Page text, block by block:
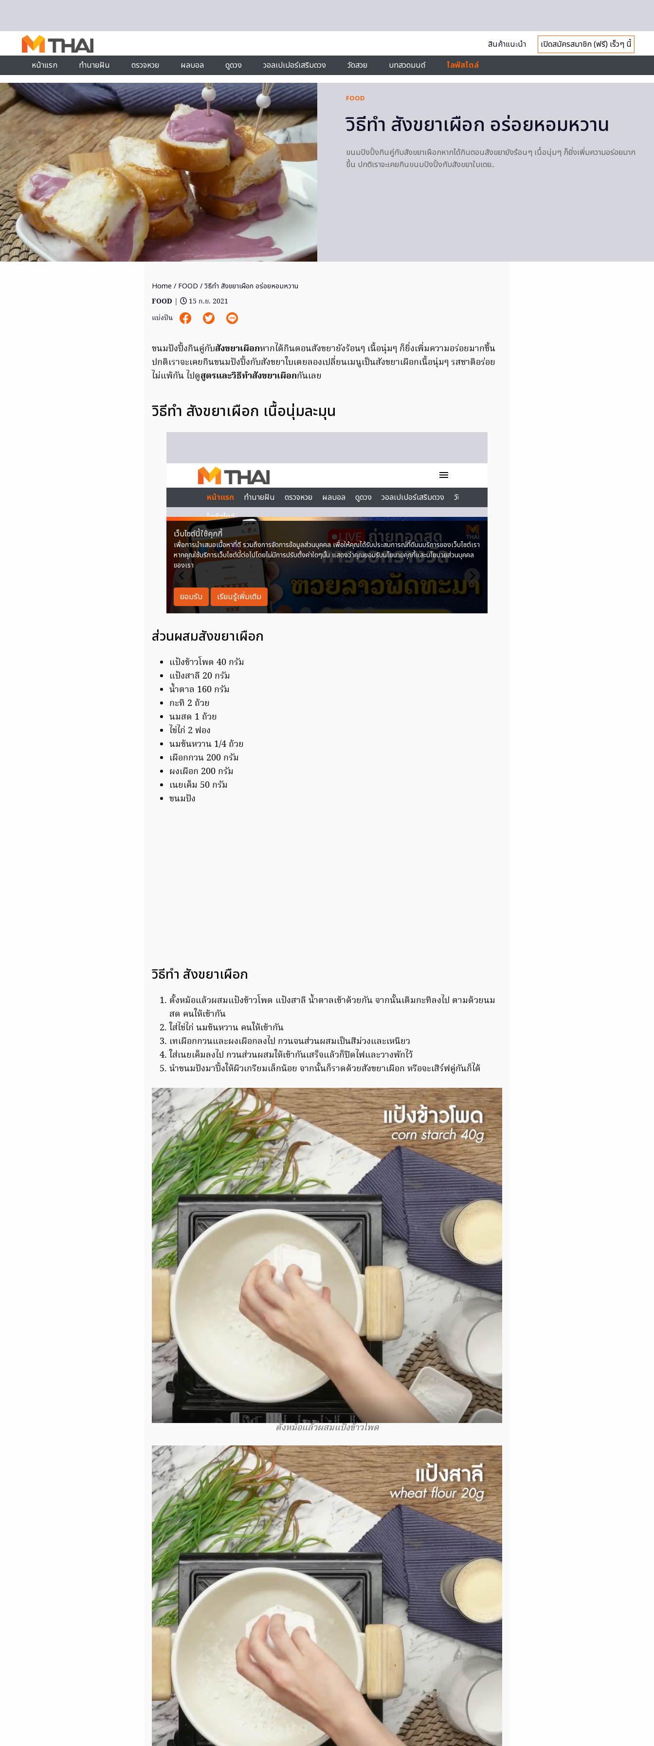
สินค้าแนะนำ
เปิดสมัครสมาชิก (ฟรี) เร็วๆ นี้
หน้าแรก
ทำนายฝัน ตรวจหวย ผลบอล ดูดวง วอลเปเปอร์เสริมดวง วัดสวย บทสวดมนต์ ไลฟ์สไตล์
FOOD
วิธีทำ สังขยาเผือก อร่อยหอมหวาน
ขนมปังปิ้งกินคู่กับสังขยาเผือกหากได้กินตอนสังขยายังร้อนๆ เนื้อนุ่มๆ ก็ยิ่งเพิ่มความอร่อยมาก
ขึ้น ปกติเราจะเคยกินขนมปังปิ้งกับสังขยาใบเตย..
Home / FOOD / วิธีทำ สังขยาเผือก อร่อยหอมหวาน
FOOD |
15 ก.ย. 2021
แบ่งปัน
ขนมปังปิ้งกินคู่กับสังขยาเผือกหากได้กินตอนสังขยายังร้อนๆ เนื้อนุ่มๆ ก็ยิ่งเพิ่มความอร่อยมากขึ้น
ปกติเราจะเคยกินขนมปังปิ้งกับสังขยาใบเตยลองเปลี่ยนเมนูเป็นสังขยาเผือกเนื้อนุ่มๆ รสชาติอร่อย
ไม่แพ้กัน ไปดูสูตรและวิธีทำสังขยาเผือกกันเลย
วิธีทำ สังขยาเผือก เนื้อนุ่มละมุน
ส่วนผสมสังขยาเผือก
แป้งข้าวโพด 40 กรัม
แป้งสาลี 20 กรัม
น้ำตาล 160 กรัม
กะทิ 2 ถ้วย
นมสด 1 ถ้วย
ไข่ไก่ 2 ฟอง
นมข้นหวาน 1/4 ถ้วย
เผือกกวน 200 กรัม
ผงเผือก 200 กรัม
เนยเค็ม 50 กรัม
ขนมปัง
วิธีทำ สังขยาเผือก
ตั้งหม้อแล้วผสมแป้งข้าวโพด แป้งสาลี น้ำตาลเข้าด้วยกัน จากนั้นเติมกะทิลงไป ตามด้วยนม
สด คนให้เข้ากัน
ใส่ไข่ไก่ นมข้นหวาน คนให้เข้ากัน
เทเผือกกวนและผงเผือกลงไป กวนจนส่วนผสมเป็นสีม่วงและเหนียว
ใส่เนยเค็มลงไป กวนส่วนผสมให้เข้ากันเสร็จแล้วก็ปิดไฟและวางพักไว้
นำขนมปังมาปิ้งให้ผิวเกรียมเล็กน้อย จากนั้นก็ราดด้วยสังขยาเผือก หรือจะเสิร์ฟคู่กันก็ได้
ตั้งหม้อแล้วผสมแป้งข้าวโพด